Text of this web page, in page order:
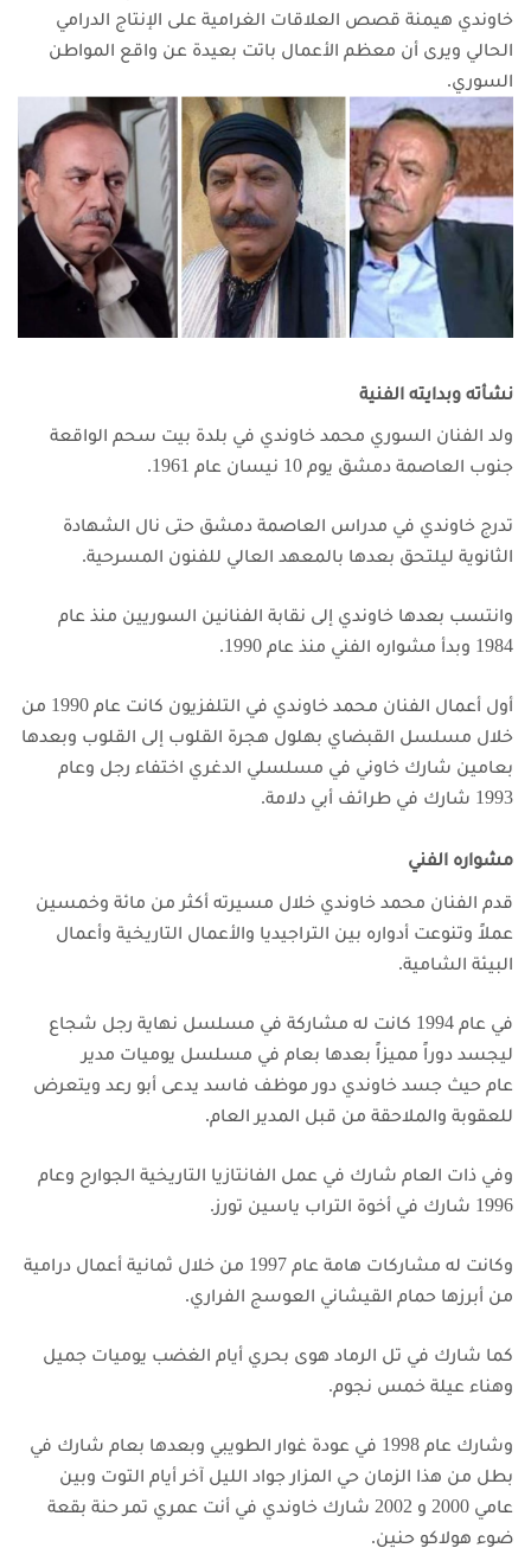
خاوندي هيمنة قصص العلاقات الغرامية على الإنتاج الدرامي
الحالي ويرى أن معظم الأعمال باتت بعيدة عن واقع المواطن
السوري.
نشأته وبدايته الفنية
ولد الفنان السوري محمد خاوندي في بلدة بيت سحم الواقعة
جنوب العاصمة دمشق يوم 10 نيسان عام 1961.
تدرج خاوندي في مدراس العاصمة دمشق حتى نال الشهادة
الثانوية ليلتحق بعدها بالمعهد العالي للفنون المسرحية.
وانتسب بعدها خاوندي إلى نقابة الفنانين السوريين منذ عام
1984 وبدأ مشواره الفني منذ عام 1990.
أول أعمال الفنان محمد خاوندي في التلفزيون كانت عام 1990 من
خلال مسلسل القبضاي بهلول هجرة القلوب إلى القلوب وبعدها
بعامين شارك خاوني في مسلسلي الدغري اختفاء رجل وعام
1993 شارك في طرائف أبي دلامة.
مشواره الفني
قدم الفنان محمد خاوندي خلال مسيرته أكثر من مائة وخمسين
عملاً وتنوعت أدواره بين التراجيديا والأعمال التاريخية وأعمال
البيئة الشامية.
في عام 1994 كانت له مشاركة في مسلسل نهاية رجل شجاع
ليجسد دوراً مميزاً بعدها بعام في مسلسل يوميات مدير
عام حيث جسد خاوندي دور موظف فاسد يدعى أبو رعد ويتعرض
للعقوبة والملاحقة من قبل المدير العام.
وفي ذات العام شارك في عمل الفانتازيا التاريخية الجوارح وعام
1996 شارك في أخوة التراب ياسين تورز.
وكانت له مشاركات هامة عام 1997 من خلال ثمانية أعمال درامية
من أبرزها حمام القيشاني العوسج الفراري.
كما شارك في تل الرماد هوى بحري أيام الغضب يوميات جميل
وهناء عيلة خمس نجوم.
وشارك عام 1998 في عودة غوار الطويبي وبعدها بعام شارك في
بطل من هذا الزمان حي المزار جواد الليل آخر أيام التوت وبين
عامي 2000 و 2002 شارك خاوندي في أنت عمري تمر حنة بقعة
ضوء هولاكو حنين.